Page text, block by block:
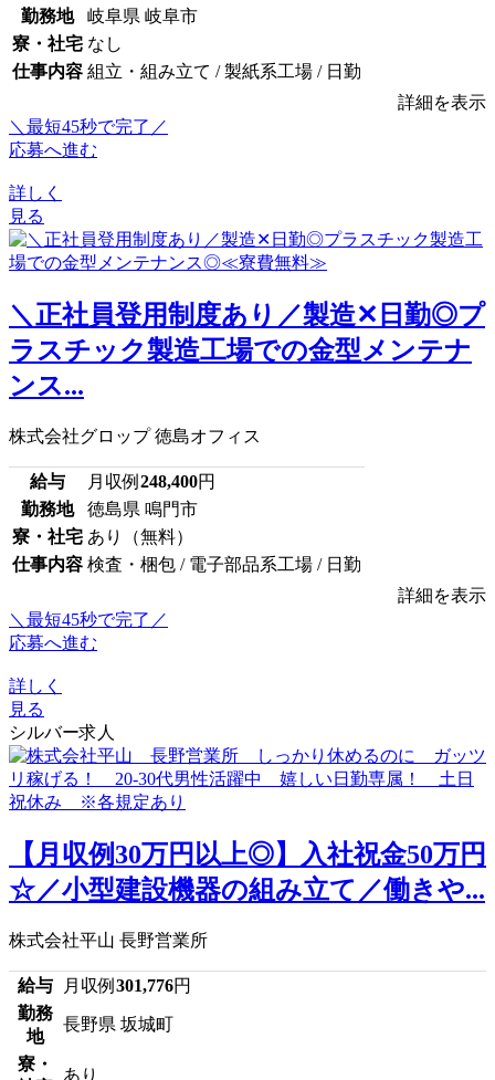
勤務地
岐阜県 岐阜市
寮・社宅 なし
仕事内容 組立・組み立て / 製紙系工場 / 日勤
詳細を表示
＼最短45秒で完了／
応募へ進む
詳しく
見る
＼正社員登用制度あり／製造✕日勤◎プ
ラスチック製造工場での金型メンテナ
ンス...
株式会社グロップ 徳島オフィス
給与 月収例 248,400円
勤務地
徳島県 鳴門市
寮・社宅 あり（無料）
仕事内容 検査・梱包 / 電子部品系工場 / 日勤
詳細を表示
＼最短45秒で完了／
応募へ進む
詳しく
見る
シルバー求人
【月収例30万円以上◎】入社祝金50万円
☆／小型建設機器の組み立て／働きや...
株式会社平山 長野営業所
給与 月収例 301,776円
勤務
地
長野県 坂城町
寮・
あり